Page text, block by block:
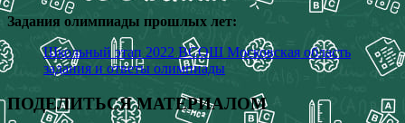
Задания олимпиады прошлых лет:
Школьный этап 2022 ВCОШ Московская область
задания и ответы олимпиады
ПОДЕЛИТЬСЯ МАТЕРИАЛОМ